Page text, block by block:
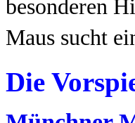
besonderen
Maus sucht
Die